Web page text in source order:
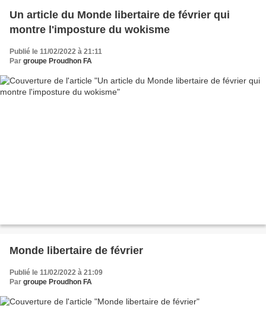
Un article du Monde libertaire de février qui
montre l'imposture du wokisme
Publié le 11/02/2022 à 21:11
Par groupe Proudhon FA
Monde libertaire de février
Publié le 11/02/2022 à 21:09
Par groupe Proudhon FA